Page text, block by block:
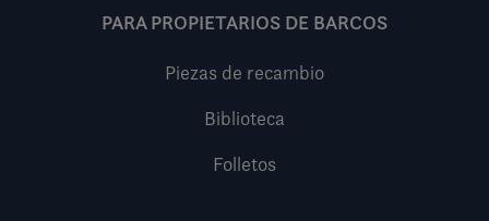
PARA PROPIETARIOS DE BARCOS
Piezas de recambio
Biblioteca
Folletos